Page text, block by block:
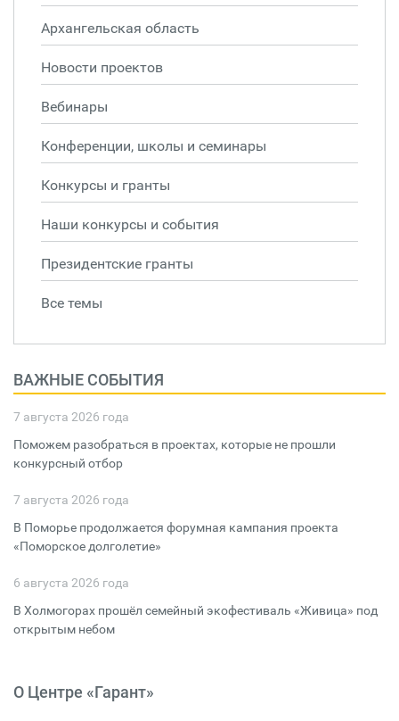
Архангельская область
Новости проектов
Вебинары
Конференции, школы и семинары
Конкурсы и гранты
Наши конкурсы и события
Президентские гранты
Все темы
ВАЖНЫЕ СОБЫТИЯ
7 августа 2026 года
Поможем разобраться в проектах, которые не прошли
конкурсный отбор
7 августа 2026 года
В Поморье продолжается форумная кампания проекта
«Поморское долголетие»
6 августа 2026 года
В Холмогорах прошёл семейный экофестиваль «Живица» под
открытым небом
О Центре «Гарант»